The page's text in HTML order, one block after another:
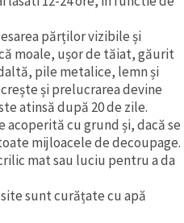
părților vizibile și
moale, ușor de tăiat, găurit
pile metalice, lemn și
și prelucrarea devine
atinsă după 20 de zile.
cu grund și, dacă se
mijloacele de decoupage.
mat sau luciu pentru a da
sunt curățate cu apă